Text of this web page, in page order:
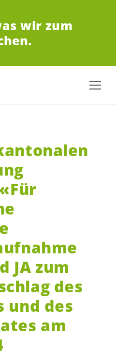
wir zum
JA zum
des
und des
am